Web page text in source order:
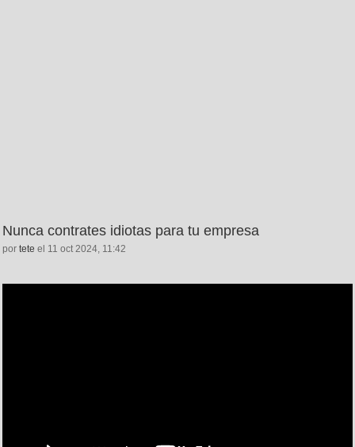
Nunca contrates idiotas para tu empresa
por tete el 11 oct 2024, 11:42